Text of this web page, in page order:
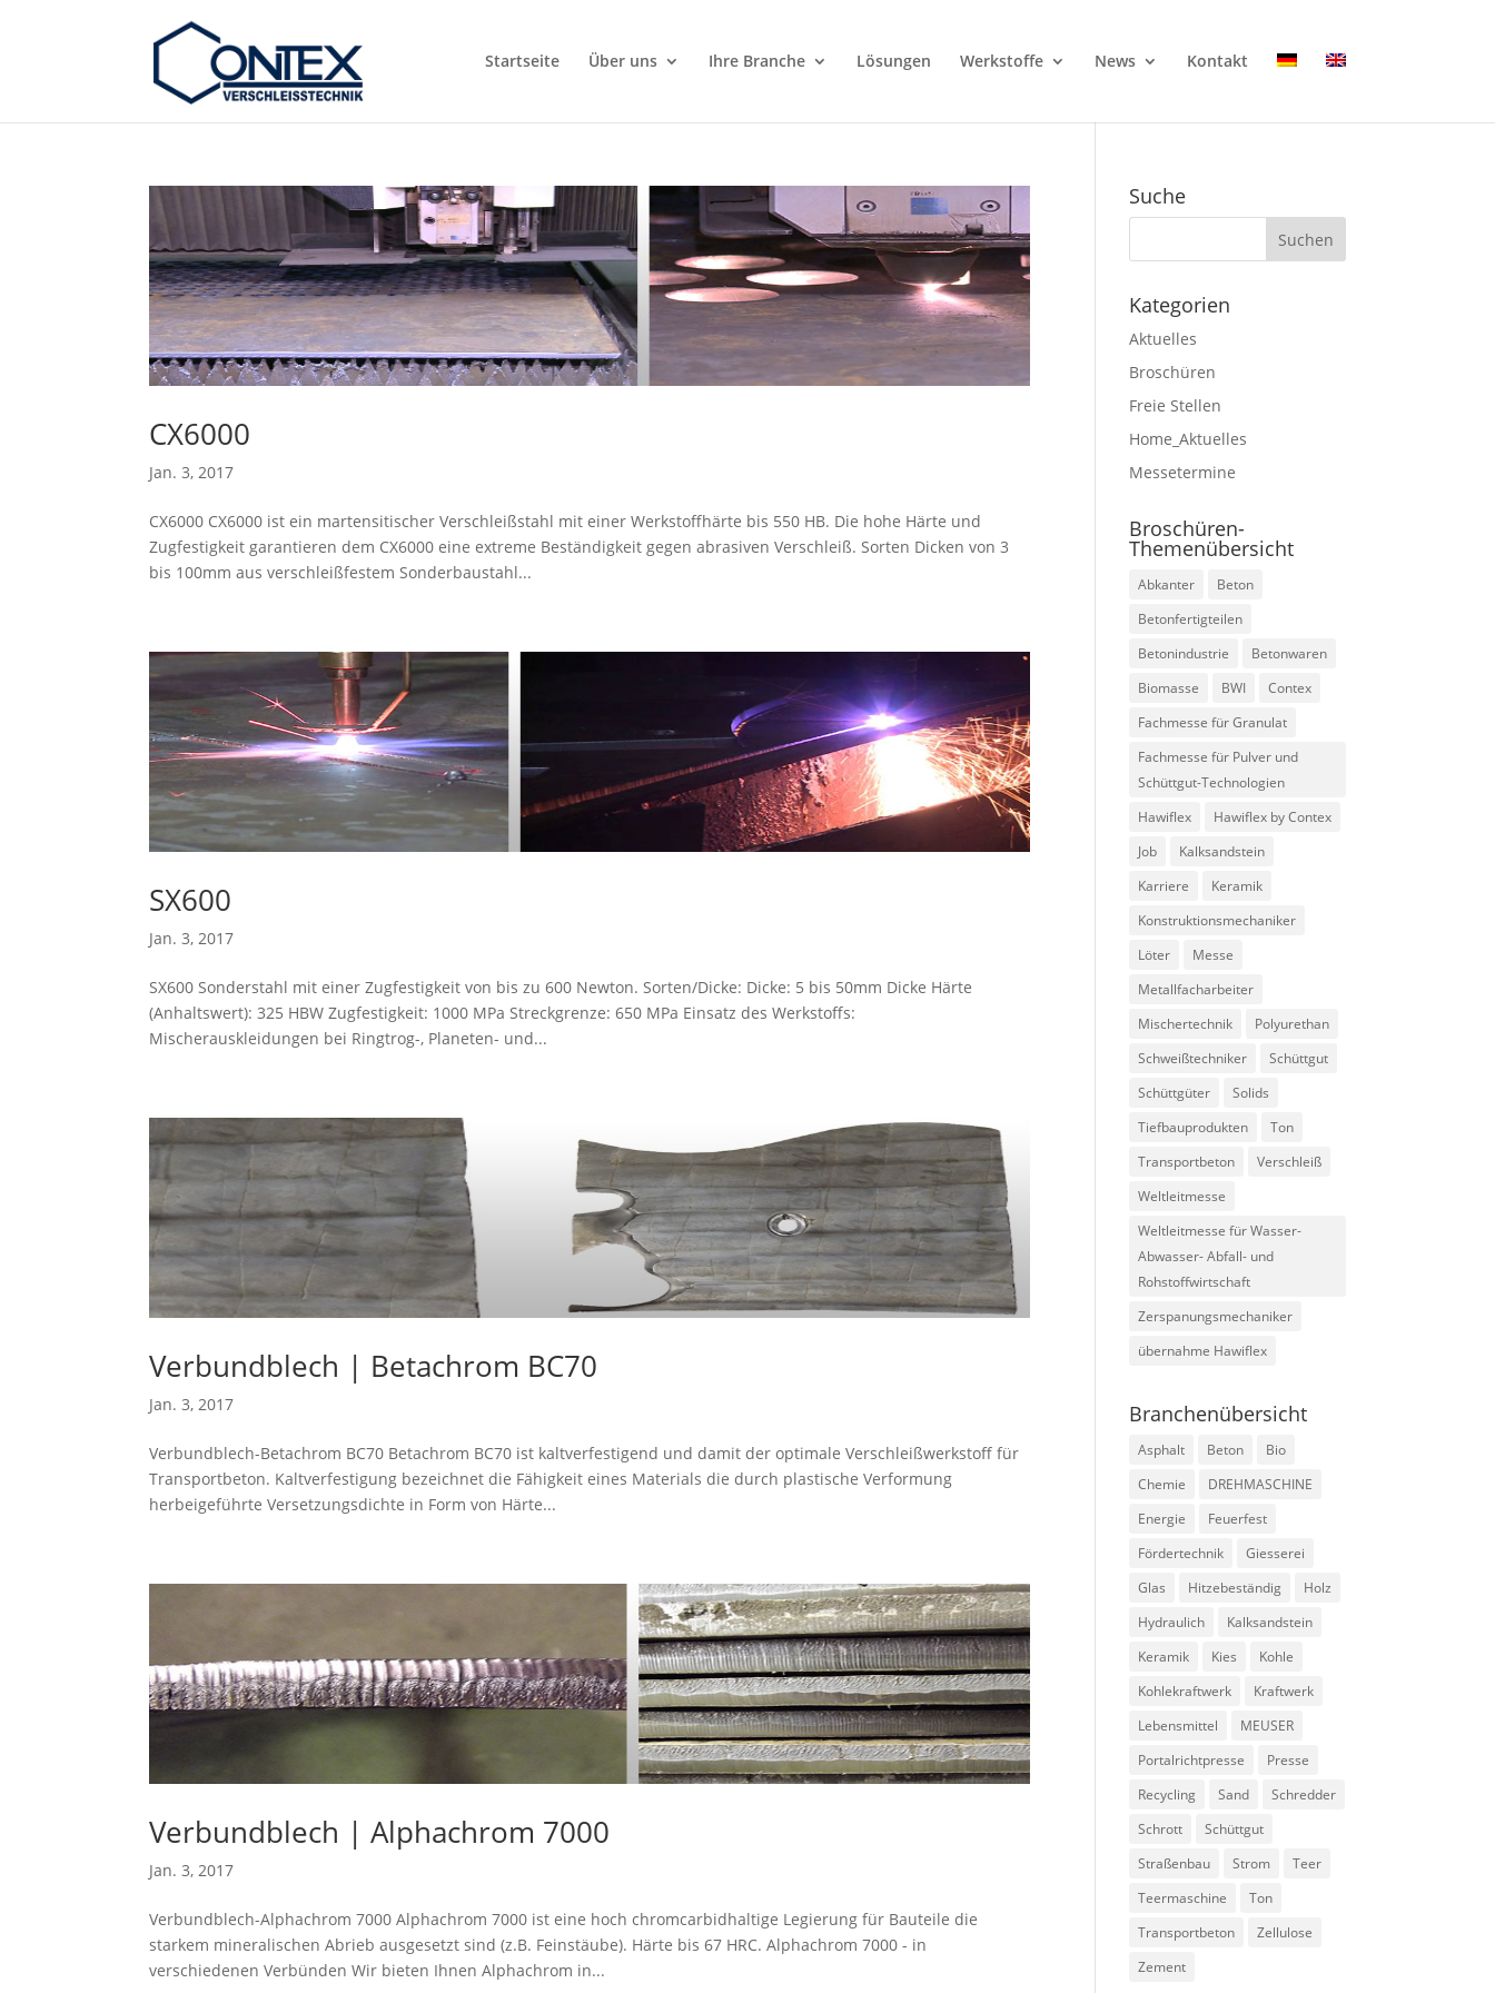
Startseite Über uns Ihre Branche Lösungen Werkstoffe News Kontakt
CX6000
Jan. 3, 2017
CX6000 CX6000 ist ein martensitischer Verschleißstahl mit einer Werkstoffhärte bis 550 HB. Die hohe Härte und
Zugfestigkeit garantieren dem CX6000 eine extreme Beständigkeit gegen abrasiven Verschleiß. Sorten Dicken von 3
bis 100mm aus verschleißfestem Sonderbaustahl...
SX600
Jan. 3, 2017
SX600 Sonderstahl mit einer Zugfestigkeit von bis zu 600 Newton. Sorten/Dicke: Dicke: 5 bis 50mm Dicke Härte
(Anhaltswert): 325 HBW Zugfestigkeit: 1000 MPa Streckgrenze: 650 MPa Einsatz des Werkstoffs:
Mischerauskleidungen bei Ringtrog-, Planeten- und...
Verbundblech | Betachrom BC70
Jan. 3, 2017
Verbundblech-Betachrom BC70 Betachrom BC70 ist kaltverfestigend und damit der optimale Verschleißwerkstoff für
Transportbeton. Kaltverfestigung bezeichnet die Fähigkeit eines Materials die durch plastische Verformung
herbeigeführte Versetzungsdichte in Form von Härte...
Verbundblech | Alphachrom 7000
Jan. 3, 2017
Verbundblech-Alphachrom 7000 Alphachrom 7000 ist eine hoch chromcarbidhaltige Legierung für Bauteile die
starkem mineralischen Abrieb ausgesetzt sind (z.B. Feinstäube). Härte bis 67 HRC. Alphachrom 7000 - in
verschiedenen Verbünden Wir bieten Ihnen Alphachrom in...
Suche
Kategorien
Aktuelles
Broschüren
Freie Stellen
Home_Aktuelles
Messetermine
Broschüren-
Themenübersicht
Abkanter
Beton
Betonfertigteilen
Betonindustrie
Betonwaren
Biomasse
BWI
Contex
Fachmesse für Granulat
Fachmesse für Pulver und
Schüttgut-Technologien
Hawiflex
Hawiflex by Contex
Job
Kalksandstein
Karriere
Keramik
Konstruktionsmechaniker
Löter
Messe
Metallfacharbeiter
Mischertechnik
Polyurethan
Schweißtechniker
Schüttgut
Schüttgüter
Solids
Tiefbauprodukten
Ton
Transportbeton
Verschleiß
Weltleitmesse
Weltleitmesse für Wasser-
Abwasser- Abfall- und
Rohstoffwirtschaft
Zerspanungsmechaniker
übernahme Hawiflex
Branchenübersicht
Asphalt Beton
Bio
Chemie
DREHMASCHINE
Energie
Feuerfest
Fördertechnik
Giesserei
Glas
Hitzebeständig
Holz
Hydraulich
Kalksandstein
Keramik
Kies
Kohle
Kohlekraftwerk
Kraftwerk
Lebensmittel
MEUSER
Portalrichtpresse
Presse
Recycling
Sand
Schredder
Schrott
Schüttgut
Straßenbau
Strom
Teer
Teermaschine
Ton
Transportbeton
Zellulose
Zement